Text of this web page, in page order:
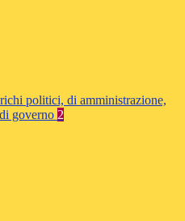
politici, di amministrazione,
governo 2